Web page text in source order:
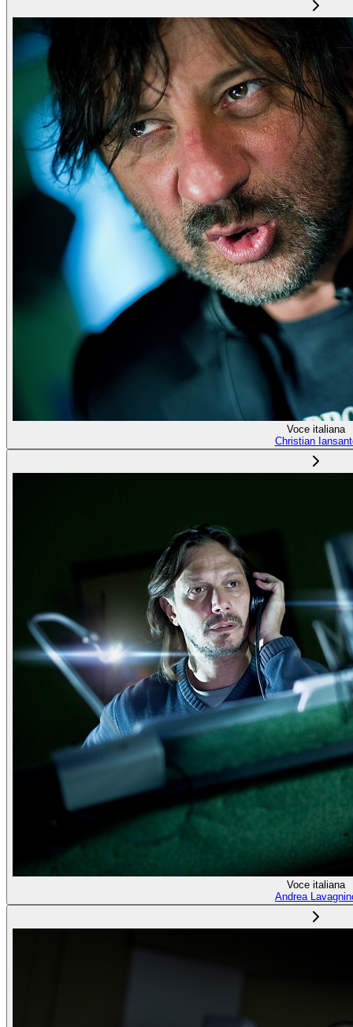
Voce italiana
Christian
Voce italiana
Andrea